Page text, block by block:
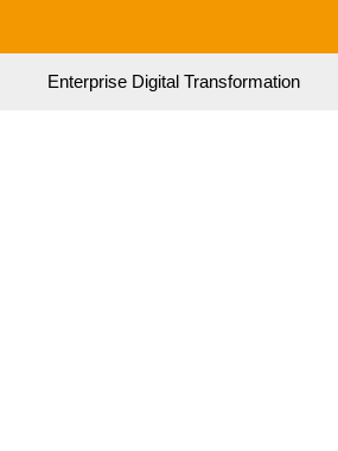
Enterprise Digital Transformation